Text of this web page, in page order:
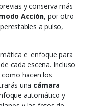
y conserva más
modo Acción, por otro
a pulso,
el enfoque para
cada escena. Incluso
hacen los
una cámara
automático y